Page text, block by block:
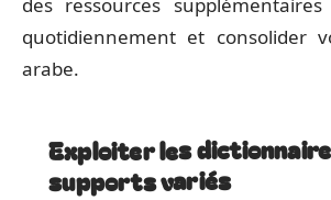
quotidiennement et consolider
arabe.
Exploiter les
supports variés